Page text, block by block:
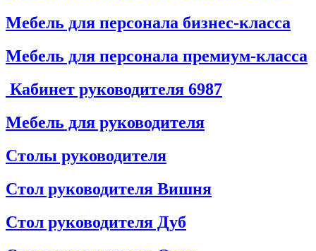
Мебель для персонала бизнес-класса
Мебель для персонала премиум-класса
Кабинет руководителя 6987
Мебель для руководителя
Столы руководителя
Стол руководителя Вишня
Стол руководителя Дуб